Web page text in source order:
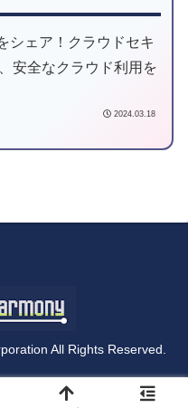
シェア！クラウドセキ
安全なクラウド利用を
2024.03.18
All Rights Reserved.